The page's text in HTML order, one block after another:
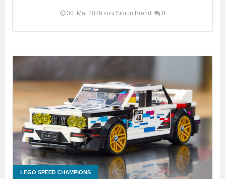
30. Mai 2026 von Simon Brandt 0
LEGO SPEED CHAMPIONS